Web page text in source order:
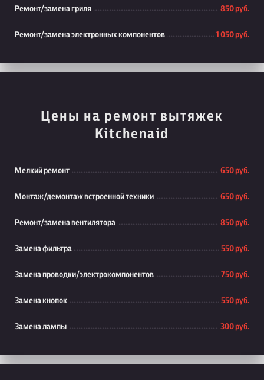
Ремонт/замена гриля 850 руб.
Ремонт/замена электронных компонентов 1 050 руб.
Цены на ремонт вытяжек
Kitchenaid
Мелкий ремонт 650 руб.
Монтаж/демонтаж встроенной техники 650 руб.
Ремонт/замена вентилятора 850 руб.
Замена фильтра 550 руб.
Замена проводки/электрокомпонентов 750 руб.
Замена кнопок 550 руб.
Замена лампы 300 руб.